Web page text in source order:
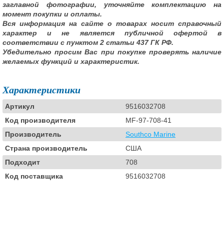
заглавной фотографии, уточняйте комплектацию на
момент покупки и оплаты.
Вся информация на сайте о товарах носит справочный
характер и не является публичной офертой в
соответствии с пунктом 2 статьи 437 ГК РФ.
Убедительно просим Вас при покупке проверять наличие
желаемых функций и характеристик.
Характеристики
Артикул
9516032708
Код производителя
MF-97-708-41
Производитель
Southco Marine
Страна производитель
США
Подходит
708
Код поставщика
9516032708